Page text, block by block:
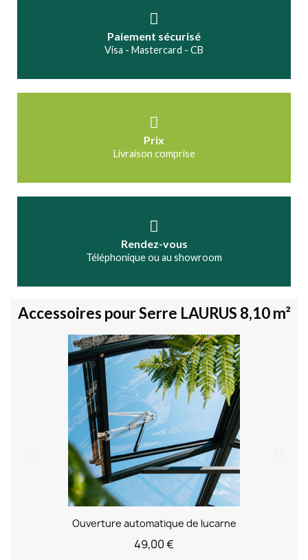
Paiement sécurisé
Visa - Mastercard - CB
Prix
Livraison comprise
Rendez-vous
Téléphonique ou au showroom
Accessoires pour Serre LAURUS 8,10 m²
Ouverture automatique de lucarne
49,00 €